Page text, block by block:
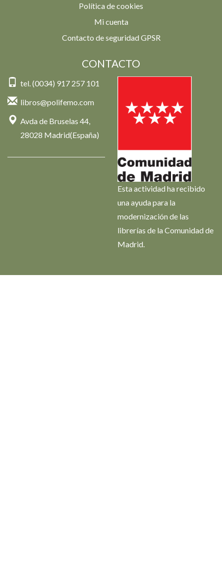
Política de cookies
Mi cuenta
Contacto de seguridad GPSR
CONTACTO
tel. (0034) 917 257 101
libros@polifemo.com
Avda de Bruselas 44,
28028 Madrid(España)
Esta actividad ha recibido
una ayuda para la
modernización de las
librerías de la Comunidad de
Madrid.